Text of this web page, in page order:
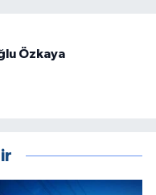
Özkaya